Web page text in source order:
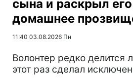
сына и раскрыл
домашнее
11:40 03.08.2026 Пн
Волонтер редко делится
этот раз сделал